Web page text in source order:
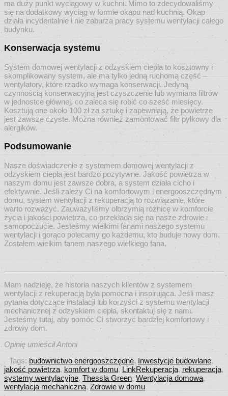
ma duży punkt wyciągowy w kuchni. Mimo to zdecydowaliśmy
się na dodatkowy wyciąg w formie okapu nad kuchnią. Okap
działa incydentalnie i nie zaburza pracy systemu wentylacji całego
budynku.
Konserwacja systemu
System domowej wentylacji z odzyskiem ciepła to kosztowny i
skomplikowany system, ale ma tylko jedną ruchomą część –
wentylatory, które rzadko wymaga konserwacji. Jedyną
czynnością konserwacyjną jest czyszczenie lub wymiana filtrów
w jednostce głównej, co zaleca się robić co sześć miesięcy.
Kosztują one około 100 zł za sztukę i zapewniają, że powietrze
jest zawsze czyste. Można również zamontować filtr pyłkowy dla
alergików.
Podsumowanie
Nasze doświadczenie z systemem domowej wentylacji z
odzyskiem ciepła jest bardzo pozytywne. Jakość powietrza w
naszym domu jest zawsze dobra, a system działa cicho i
efektywnie. Jeśli zależy Ci na komfortowym i energooszczędnym
domu, system wentylacji z rekuperacją to rozwiązanie, które
warto rozważyć. Zauważyliśmy olbrzymią różnicę w komforcie
życia i jakości powietrza, co przekłada się na nasze zdrowie i
samopoczucie. Jesteśmy wielkimi fanami naszego systemu
wentylacji i gorąco polecamy go każdemu, kto buduje nowy dom.
Zostałem wielkim fanem naszego wielkiego fana.
Mam nadzieję, że historia naszych klientów z systemem
wentylacji z rekuperacją była pomocna i inspirująca. Jeśli masz
pytania dotyczące instalacji lub korzyści z systemu wentylacji
mechanicznej z odzyskiem ciepła, skontaktuj się z nami.
Jesteśmy tutaj, aby pomóc Ci stworzyć bardziej komfortowy i
zdrowy dom.
Opinię umieścił Antoni
Tags: budownictwo energooszczędne, Inwestycje budowlane,
jakość powietrza, komfort w domu, LinkRekuperacja, rekuperacja,
systemy wentylacyjne, Thessla Green, Wentylacja domowa,
wentylacja mechaniczna, Zdrowie w domu